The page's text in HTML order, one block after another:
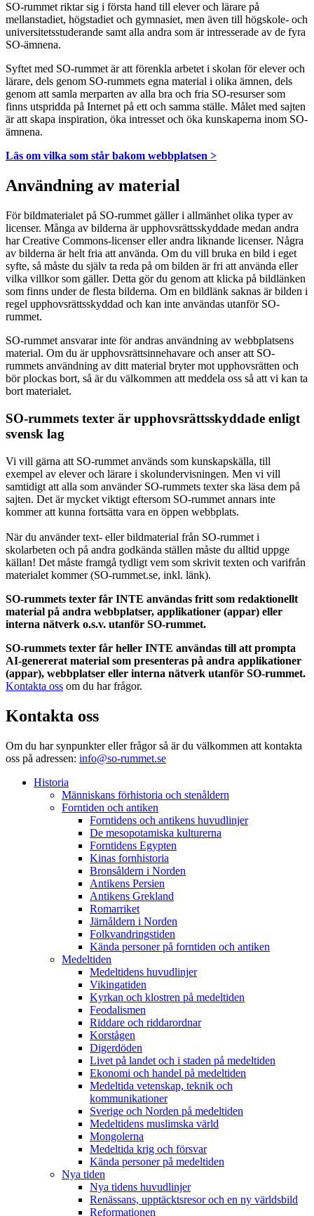
SO-rummet riktar sig i första hand till elever och lärare på
mellanstadiet, högstadiet och gymnasiet, men även till högskole- och
universitetsstuderande samt alla andra som är intresserade av de fyra
SO-ämnena.
Syftet med SO-rummet är att förenkla arbetet i skolan för elever och
lärare, dels genom SO-rummets egna material i olika ämnen, dels
genom att samla merparten av alla bra och fria SO-resurser som
finns utspridda på Internet på ett och samma ställe. Målet med sajten
är att skapa inspiration, öka intresset och öka kunskaperna inom SO-
ämnena.
Läs om vilka som står bakom webbplatsen >
Användning av material
För bildmaterialet på SO-rummet gäller i allmänhet olika typer av
licenser. Många av bilderna är upphovsrättsskyddade medan andra
har Creative Commons-licenser eller andra liknande licenser. Några
av bilderna är helt fria att använda. Om du vill bruka en bild i eget
syfte, så måste du själv ta reda på om bilden är fri att använda eller
vilka villkor som gäller. Detta gör du genom att klicka på bildlänken
som finns under de flesta bilderna. Om en bildlänk saknas är bilden i
regel upphovsrättsskyddad och kan inte användas utanför SO-
rummet.
SO-rummet ansvarar inte för andras användning av webbplatsens
material. Om du är upphovsrättsinnehavare och anser att SO-
rummets användning av ditt material bryter mot upphovsrätten och
bör plockas bort, så är du välkommen att meddela oss så att vi kan ta
bort materialet.
SO-rummets texter är upphovsrättsskyddade enligt
svensk lag
Vi vill gärna att SO-rummet används som kunskapskälla, till
exempel av elever och lärare i skolundervisningen. Men vi vill
samtidigt att alla som använder SO-rummets texter ska läsa dem på
sajten. Det är mycket viktigt eftersom SO-rummet annars inte
kommer att kunna fortsätta vara en öppen webbplats.
När du använder text- eller bildmaterial från SO-rummet i
skolarbeten och på andra godkända ställen måste du alltid uppge
källan! Det måste framgå tydligt vem som skrivit texten och varifrån
materialet kommer (SO-rummet.se, inkl. länk).
SO-rummets texter får INTE användas fritt som redaktionellt
material på andra webbplatser, applikationer (appar) eller
interna nätverk o.s.v. utanför SO-rummet.
SO-rummets texter får heller INTE användas till att prompta
AI-genererat material som presenteras på andra applikationer
(appar), webbplatser eller interna nätverk utanför SO-rummet.
Kontakta oss om du har frågor.
Kontakta oss
Om du har synpunkter eller frågor så är du välkommen att kontakta
oss på adressen: info@so-rummet.se
Historia
Människans förhistoria och stenåldern
Forntiden och antiken
Forntidens och antikens huvudlinjer
De mesopotamiska kulturerna
Forntidens Egypten
Kinas fornhistoria
Bronsåldern i Norden
Antikens Persien
Antikens Grekland
Romarriket
Järnåldern i Norden
Folkvandringstiden
Kända personer på forntiden och antiken
Medeltiden
Medeltidens huvudlinjer
Vikingatiden
Kyrkan och klostren på medeltiden
Feodalismen
Riddare och riddarordnar
Korstågen
Digerdöden
Livet på landet och i staden på medeltiden
Ekonomi och handel på medeltiden
Medeltida vetenskap, teknik och
kommunikationer
Sverige och Norden på medeltiden
Medeltidens muslimska värld
Mongolerna
Medeltida krig och försvar
Kända personer på medeltiden
Nya tiden
Nya tidens huvudlinjer
Renässans, upptäcktsresor och en ny världsbild
Reformationen